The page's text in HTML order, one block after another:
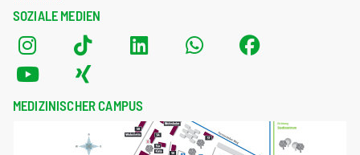
SOZIALE MEDIEN
MEDIZINISCHER CAMPUS